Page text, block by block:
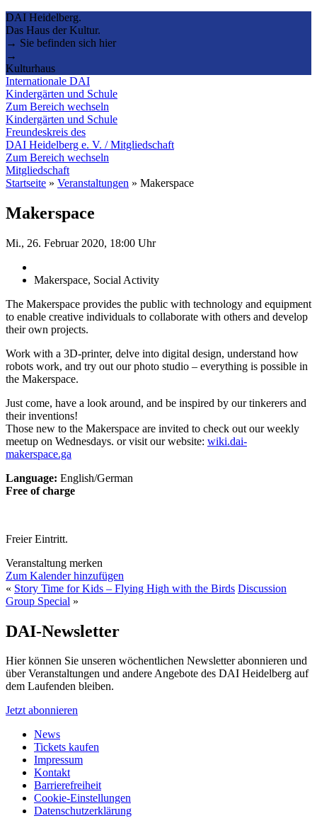
DAI Heidelberg.
Das Haus der Kultur.
→ Sie befinden sich hier
→
Kulturhaus
Internationale DAI
Kindergärten und Schule
Zum Bereich wechseln
Kindergärten und Schule
Freundeskreis des
DAI Heidelberg e. V. / Mitgliedschaft
Zum Bereich wechseln
Mitgliedschaft
Startseite » Veranstaltungen » Makerspace
Makerspace
Mi., 26. Februar 2020, 18:00 Uhr
Makerspace, Social Activity
The Makerspace provides the public with technology and equipment
to enable creative individuals to collaborate with others and develop
their own projects.
Work with a 3D-printer, delve into digital design, understand how
robots work, and try out our photo studio – everything is possible in
the Makerspace.
Just come, have a look around, and be inspired by our tinkerers and
their inventions!
Those new to the Makerspace are invited to check out our weekly
meetup on Wednesdays. or visit our website: wiki.dai-
makerspace.ga
Language: English/German
Free of charge
Freier Eintritt.
Veranstaltung merken
Zum Kalender hinzufügen
« Story Time for Kids – Flying High with the Birds Discussion
Group Special »
DAI-Newsletter
Hier können Sie unseren wöchentlichen Newsletter abonnieren und
über Veranstaltungen und andere Angebote des DAI Heidelberg auf
dem Laufenden bleiben.
Jetzt abonnieren
News
Tickets kaufen
Impressum
Kontakt
Barrierefreiheit
Cookie-Einstellungen
Datenschutzerklärung